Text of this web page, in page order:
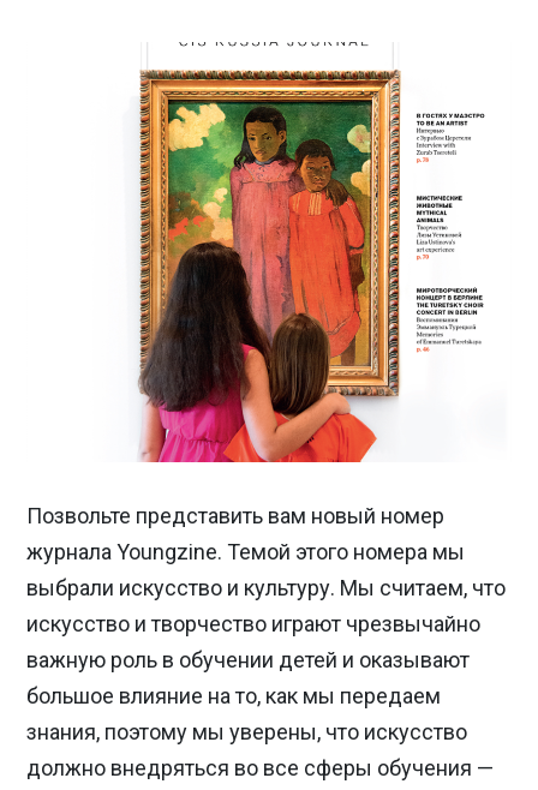
Позвольте представить вам новый номер
журнала Youngzine. Темой этого номера мы
выбрали искусство и культуру. Мы считаем, что
искусство и творчество играют чрезвычайно
важную роль в обучении детей и оказывают
большое влияние на то, как мы передаем
знания, поэтому мы уверены, что искусство
должно внедряться во все сферы обучения —